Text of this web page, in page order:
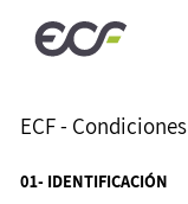
ECF -
01- IDENTIFICACIÓN